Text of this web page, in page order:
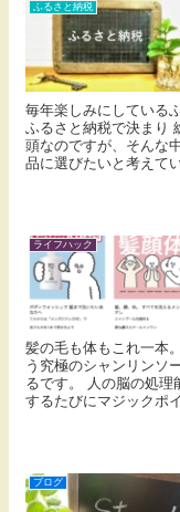
ふるさと納税
毎年楽しみにしている
ふるさと納税で決まり
頭なのですが、そんな
品に選びたいと考えて
ライフハック
髪の毛も体もこれ一本
う究極のシャンリンソ
るです。 人の脳の処理
するたびにマジックポ
ブログ